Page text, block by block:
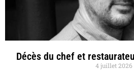
Décès du chef et
4 juillet 2026